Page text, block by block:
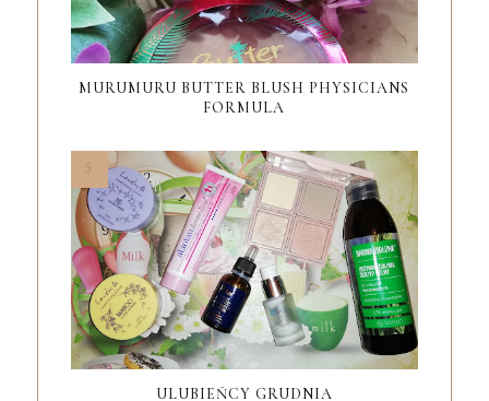
MURUMURU BUTTER BLUSH PHYSICIANS
FORMULA
ULUBIEŃCY GRUDNIA